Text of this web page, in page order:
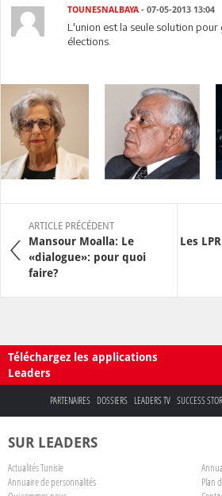
TOUNESNALBAYA - 07-05-2013 13:04
L'union est la seule solution pour
élections.
ARTICLE PRÉCÉDENT
Mansour Moalla: Le
«dialogue»: pour quoi
faire?
Les
Téléchargez les applications
Leaders
PARTENAIRES DOSSIERS LEADERS TV SUCCESS
SUR LEADERS
Actualités Tunisie
Annuaire de personnalités
Plan